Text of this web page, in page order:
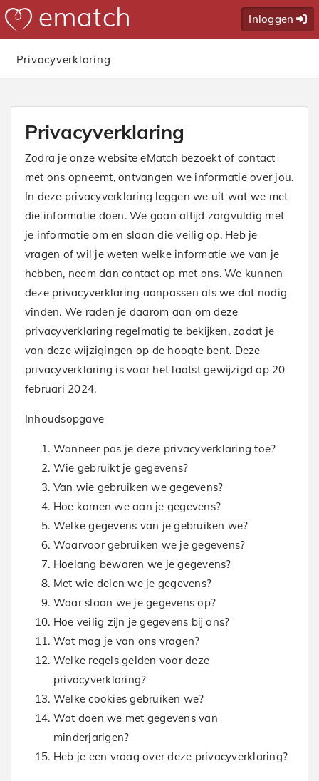
Inloggen
Privacyverklaring
Privacyverklaring
Zodra je onze website eMatch bezoekt of contact
met ons opneemt, ontvangen we informatie over jou.
In deze privacyverklaring leggen we uit wat we met
die informatie doen. We gaan altijd zorgvuldig met
je informatie om en slaan die veilig op. Heb je
vragen of wil je weten welke informatie we van je
hebben, neem dan contact op met ons. We kunnen
deze privacyverklaring aanpassen als we dat nodig
vinden. We raden je daarom aan om deze
privacyverklaring regelmatig te bekijken, zodat je
van deze wijzigingen op de hoogte bent. Deze
privacyverklaring is voor het laatst gewijzigd op 20
februari 2024.
Inhoudsopgave
Wanneer pas je deze privacyverklaring toe?
Wie gebruikt je gegevens?
Van wie gebruiken we gegevens?
Hoe komen we aan je gegevens?
Welke gegevens van je gebruiken we?
Waarvoor gebruiken we je gegevens?
Hoelang bewaren we je gegevens?
Met wie delen we je gegevens?
Waar slaan we je gegevens op?
Hoe veilig zijn je gegevens bij ons?
Wat mag je van ons vragen?
Welke regels gelden voor deze
privacyverklaring?
Welke cookies gebruiken we?
Wat doen we met gegevens van
minderjarigen?
Heb je een vraag over deze privacyverklaring?